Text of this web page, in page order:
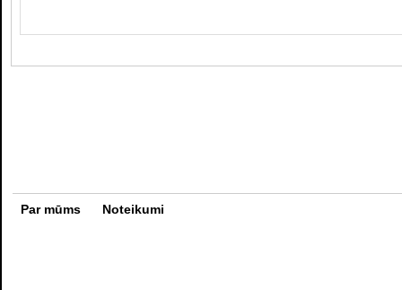
Par mūms Noteikumi